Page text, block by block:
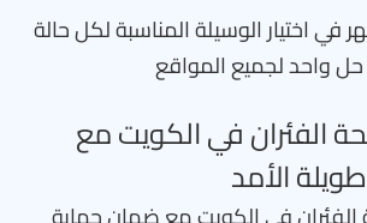
في اختيار الوسيلة المناسبة لكل حالة
واحد لجميع المواقع
الفئران في الكويت مع
الأمد